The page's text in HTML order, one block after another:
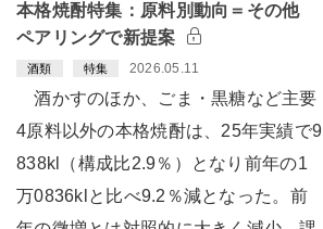
本格焼酎特集：原料別動向＝その他
ペアリングで新提案
酒類 特集 2026.05.11
酒かすのほか、ごま・黒糖など主要
4原料以外の本格焼酎は、25年実績で9
838kl（構成比2.9％）となり前年の1
万0836klと比べ9.2％減となった。前